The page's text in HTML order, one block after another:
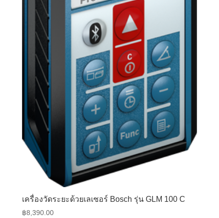
เครื่องวัดระยะด้วยเลเซอร์ Bosch รุ่น GLM 100 C
฿8,390.00